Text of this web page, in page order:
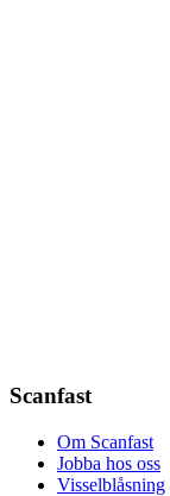
Scanfast
Om Scanfast
Jobba hos oss
Visselblåsning